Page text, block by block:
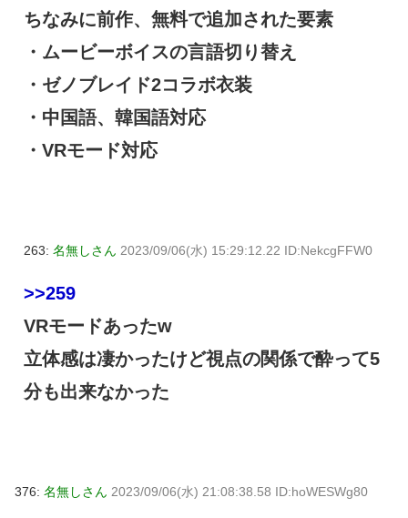
ちなみに前作、無料で追加された要素
・ムービーボイスの言語切り替え
・ゼノブレイド2コラボ衣装
・中国語、韓国語対応
・VRモード対応
263: 名無しさん 2023/09/06(水) 15:29:12.22 ID:NekcgFFW0
>>259
VRモードあったw
立体感は凄かったけど視点の関係で酔って5
分も出来なかった
376: 名無しさん 2023/09/06(水) 21:08:38.58 ID:hoWESWg80